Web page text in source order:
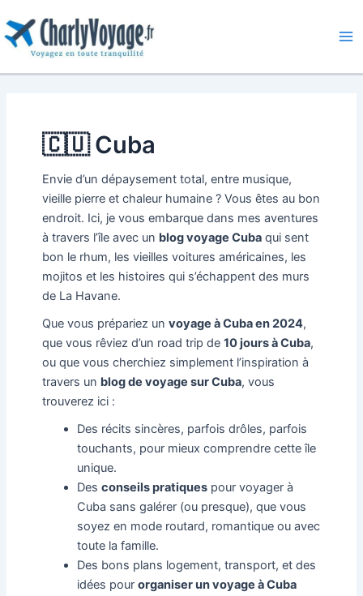
au
contenu
🇨🇺 Cuba
Envie d’un dépaysement total, entre musique,
vieille pierre et chaleur humaine ? Vous êtes au bon
endroit. Ici, je vous embarque dans mes aventures
à travers l’île avec un blog voyage Cubaqui sent
bon le rhum, les vieilles voitures américaines, les
mojitos et les histoires qui s’échappent des murs
de La Havane.
Que vous prépariez un voyage à Cuba en 2024,
que vous rêviez d’un road trip de 10 jours à Cuba,
ou que vous cherchiez simplement l’inspiration à
travers un blog de voyage sur Cuba, vous
trouverez ici :
Des récits sincères, parfois drôles, parfois
touchants, pour mieux comprendre cette île
unique.
Desconseils pratiques pour voyager à
Cuba sans galérer (ou presque), que vous
soyez en mode routard, romantique ou avec
toute la famille.
Des bons plans logement, transport, et des
idées pourorganiser un voyage à Cuba